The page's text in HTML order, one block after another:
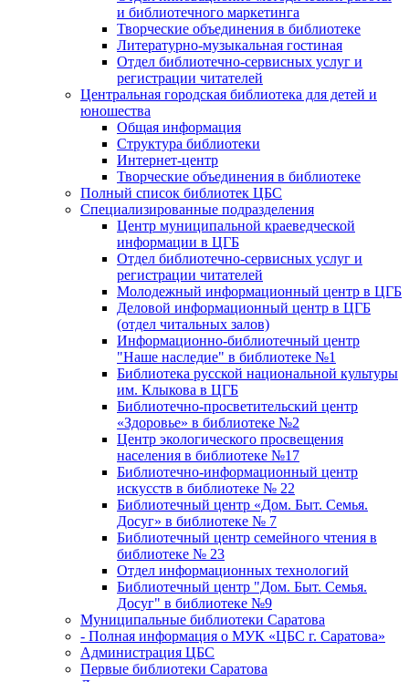
и библиотечного маркетинга
Творческие объединения в библиотеке
Литературно-музыкальная гостиная
Отдел библиотечно-сервисных услуг и
регистрации читателей
Центральная городская библиотека для детей и
юношества
Общая информация
Структура библиотеки
Интернет-центр
Творческие объединения в библиотеке
Полный список библиотек ЦБС
Специализированные подразделения
Центр муниципальной краеведческой
информации в ЦГБ
Отдел библиотечно-сервисных услуг и
регистрации читателей
Молодежный информационный центр в ЦГБ
Деловой информационный центр в ЦГБ
(отдел читальных залов)
Информационно-библиотечный центр
"Наше наследие" в библиотеке №1
Библиотека русской национальной культуры
им. Клыкова в ЦГБ
Библиотечно-просветительский центр
«Здоровье» в библиотеке №2
Центр экологического просвещения
населения в библиотеке №17
Библиотечно-информационный центр
искусств в библиотеке № 22
Библиотечный центр «Дом. Быт. Семья.
Досуг» в библиотеке № 7
Библиотечный центр семейного чтения в
библиотеке № 23
Отдел информационных технологий
Библиотечный центр "Дом. Быт. Семья.
Досуг" в библиотеке №9
Муниципальные библиотеки Саратова
- Полная информация о МУК «ЦБС г. Саратова»
Администрация ЦБС
Первые библиотеки Саратова